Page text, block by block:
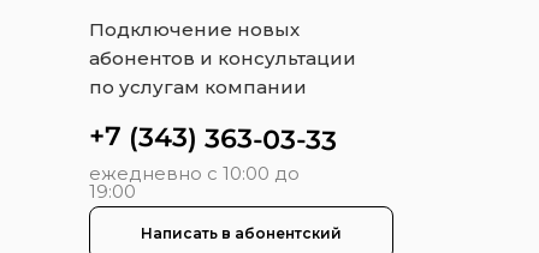
Написать в абонентский
Подключение новых
абонентов и консультации
по услугам компании
+7 (343) 363-03-33
ежедневно с 10:00 до
19:00